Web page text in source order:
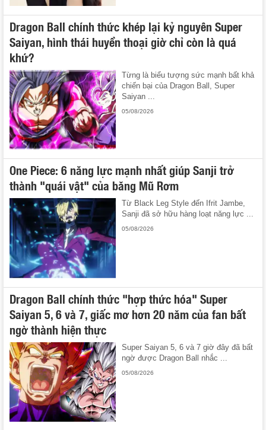
Dragon Ball chính thức khép lại kỷ nguyên Super
Saiyan, hình thái huyền thoại giờ chỉ còn là quá
khứ?
Từng là biểu tượng sức mạnh bất khả
chiến bại của Dragon Ball, Super
Saiyan ...
05/08/2026
One Piece: 6 năng lực mạnh nhất giúp Sanji trở
thành "quái vật" của băng Mũ Rơm
Từ Black Leg Style đến Ifrit Jambe,
Sanji đã sở hữu hàng loạt năng lực ...
05/08/2026
Dragon Ball chính thức "hợp thức hóa" Super
Saiyan 5, 6 và 7, giấc mơ hơn 20 năm của fan bất
ngờ thành hiện thực
Super Saiyan 5, 6 và 7 giờ đây đã bất
ngờ được Dragon Ball nhắc ...
05/08/2026